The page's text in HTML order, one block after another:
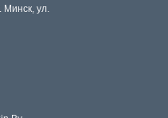
Минск, ул.